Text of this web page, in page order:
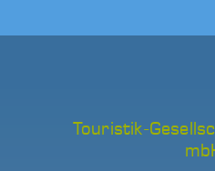
Touristik-